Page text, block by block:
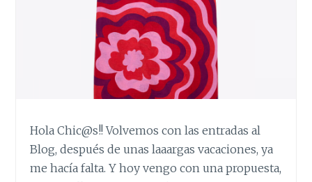
Hola Chic@s!! Volvemos con las entradas al
Blog, después de unas laaargas vacaciones, ya
me hacía falta. Y hoy vengo con una propuesta,